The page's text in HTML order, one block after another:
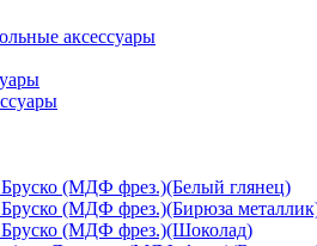
аксессуары
(МДФ фрез.)(Белый глянец)
(МДФ фрез.)(Бирюза
Бруско (МДФ фрез.)(Шоколад)